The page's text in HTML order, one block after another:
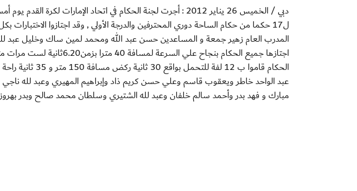
ل17 حكما من حكام الساحة دوري المحترفين والدرجة الأولي , وقد اجتازوا
المدرب العام زهير جمعة و المساعدين حسن عبد الله ومحمد لمين ساك وخليل عبد
عبد الواحد خاطر ويعقوب قاسم وعلي حسن كريم ذاد وإبراهيم المهيري وعبد لله
مبارك و فهد بدر وأحمد سالم خلفان وعبد لله الشتيري وسلطان محمد صالح وبدر